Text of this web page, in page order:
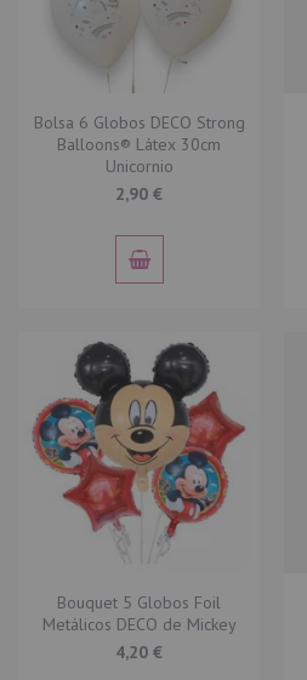
Bolsa 6 Globos DECO Strong
Balloons® Látex 30cm
Unicornio
2,90 €
Bouquet 5 Globos Foil
Metálicos DECO de Mickey
4,20 €